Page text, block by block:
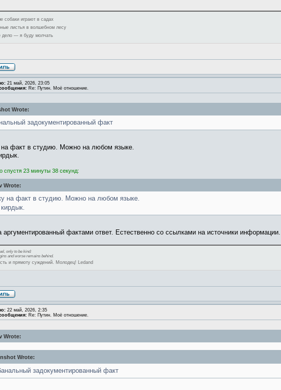
собаки играют в садах
листья в волшебном лесу
дело — я буду молчать
21 май, 2026, 23:05
Re: Путин. Моё отношение.
Wrote:
задокументированный факт
факт в студию. Можно на любом языке.
спустя 23 минуты 38 секунд:
Wrote:
на факт в студию. Можно на любом языке.
аргументированный фактами ответ. Естественно со ссылками на источники информации.
only to be kind:
and worse remains behind.
и прямоту суждений. Молодец! Ledand
22 май, 2026, 2:35
Re: Путин. Моё отношение.
Wrote:
Wrote:
задокументированный факт